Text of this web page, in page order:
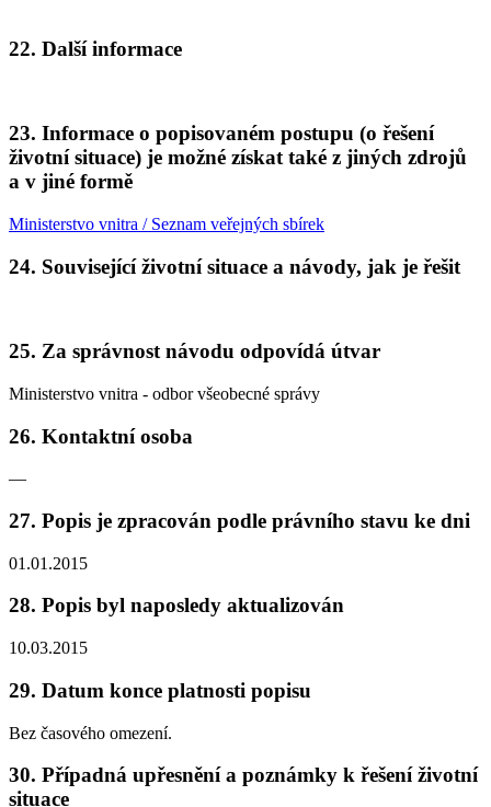
22. Další informace
23. Informace o popisovaném postupu (o řešení
životní situace) je možné získat také z jiných zdrojů
a v jiné formě
Ministerstvo vnitra / Seznam veřejných sbírek
24. Související životní situace a návody, jak je řešit
25. Za správnost návodu odpovídá útvar
Ministerstvo vnitra - odbor všeobecné správy
26. Kontaktní osoba
—
27. Popis je zpracován podle právního stavu ke dni
01.01.2015
28. Popis byl naposledy aktualizován
10.03.2015
29. Datum konce platnosti popisu
Bez časového omezení.
30. Případná upřesnění a poznámky k řešení životní
situace